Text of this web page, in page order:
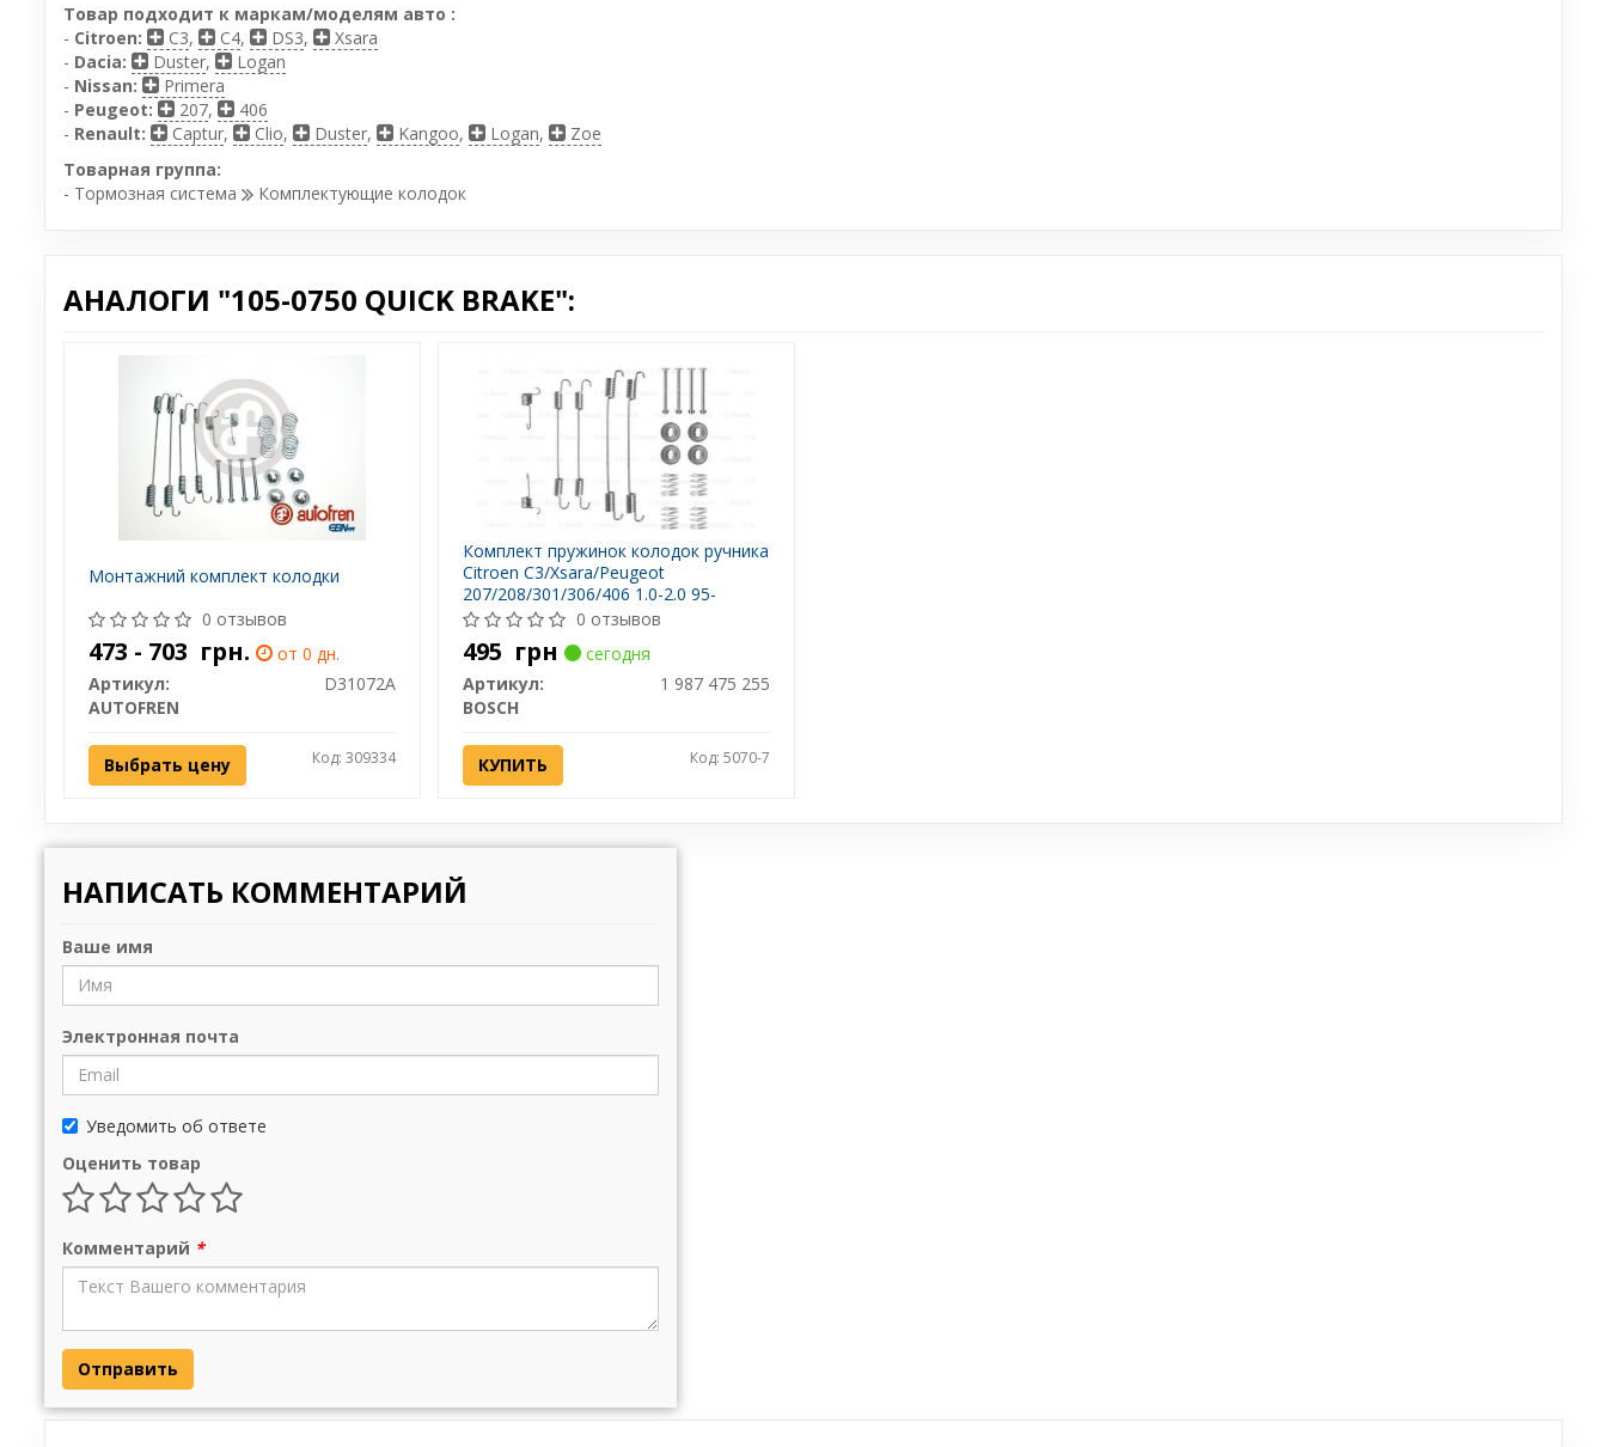
Товар подходит к маркам/моделям авто :
- Citroen: C3, C4, DS3,
Xsara
- Dacia: Duster,
Logan
- Nissan:
Primera
- Peugeot: 207,
406
- Renault: Captur, Clio, Duster, Kangoo, Logan,
Zoe
Товарная группа:
- Тормозная система
Комплектующие колодок
АНАЛОГИ "105-0750 QUICK BRAKE":
Монтажний комплект колодки
0 отзывов
473 - 703 грн.
от 0 дн.
Артикул:
D31072A
AUTOFREN
Выбрать цену Код: 309334
Комплект пружинок колодок ручника
Citroen C3/Xsara/Peugeot
207/208/301/306/406 1.0-2.0 95-
BOSCH 1 987 475 255
0 отзывов
495 грн
сегодня
Артикул:
1 987 475 255
BOSCH
КУПИТЬ Код: 5070-7
НАПИСАТЬ КОММЕНТАРИЙ
Ваше имя
Электронная почта
Уведомить об ответе
Оценить товар
Комментарий *
Отправить